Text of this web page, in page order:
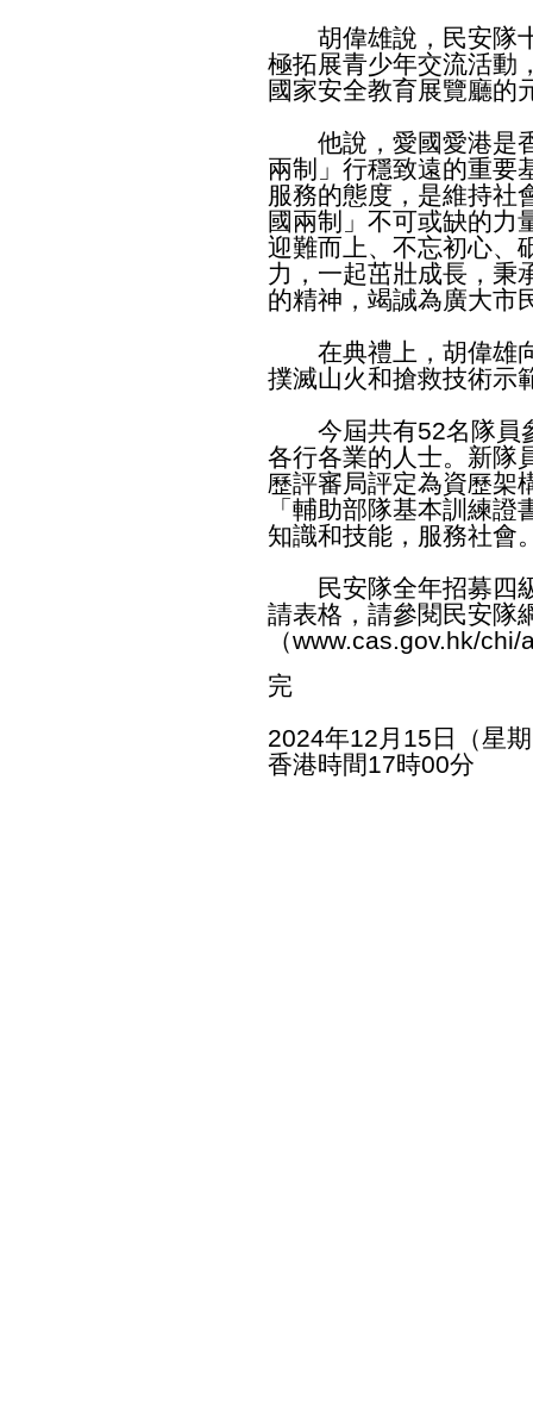
胡偉雄說，民安隊十
極拓展青少年交流活動
國家安全教育展覽廳的
他說，愛國愛港是香
兩制」行穩致遠的重要
服務的態度，是維持社
國兩制」不可或缺的力
迎難而上、不忘初心、
力，一起茁壯成長，秉
的精神，竭誠為廣大市
在典禮上，胡偉雄向
撲滅山火和搶救技術示
今屆共有52名隊員
各行各業的人士。新隊
歷評審局評定為資歷架
「輔助部隊基本訓練
知識和技能，服務社會
民安隊全年招募四級
請表格，請參閱民安隊
（www.cas.gov.hk/
完
2024年12月15日（星
香港時間17時00分